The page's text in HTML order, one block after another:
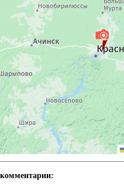
комментарии: